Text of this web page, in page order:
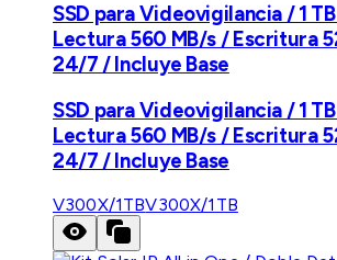
SSD para Videovigilancia / 1
Lectura 560 MB/s / Escritura
24/7 / Incluye Base
SSD para Videovigilancia / 1
Lectura 560 MB/s / Escritura
24/7 / Incluye Base
V300X/1TBV300X/1TB